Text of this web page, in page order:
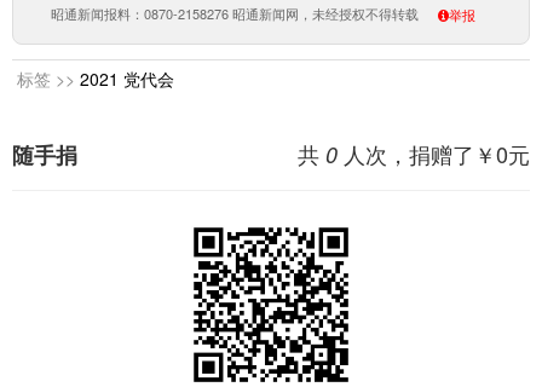
昭通新闻报料：0870-2158276 昭通新闻网，未经授权不得转载 举报
标签 >> 2021 党代会
共 0 人次，捐赠了￥0元
随手捐